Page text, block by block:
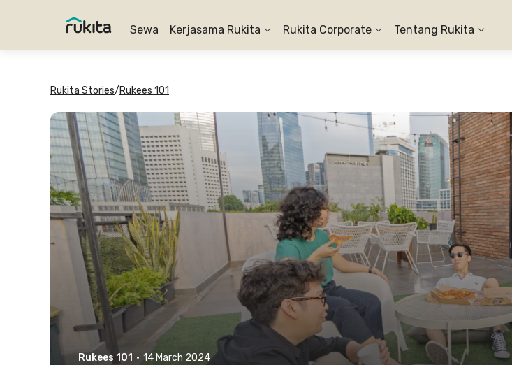
Sewa Kerjasama Rukita Rukita Corporate Tentang Rukita
Rukita Stories/Rukees 101
Rukees 101 · 14 March 2024